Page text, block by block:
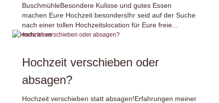
BuschmühleBesondere Kulisse und gutes Essen
machen Eure Hochzeit besondersIhr seid auf der Suche
nach einer tollen Hochzeitslocation für Eure freie...
mehr lesen
Hochzeit verschieben oder
absagen?
Hochzeit verschieben statt absagen!Erfahrungen meiner